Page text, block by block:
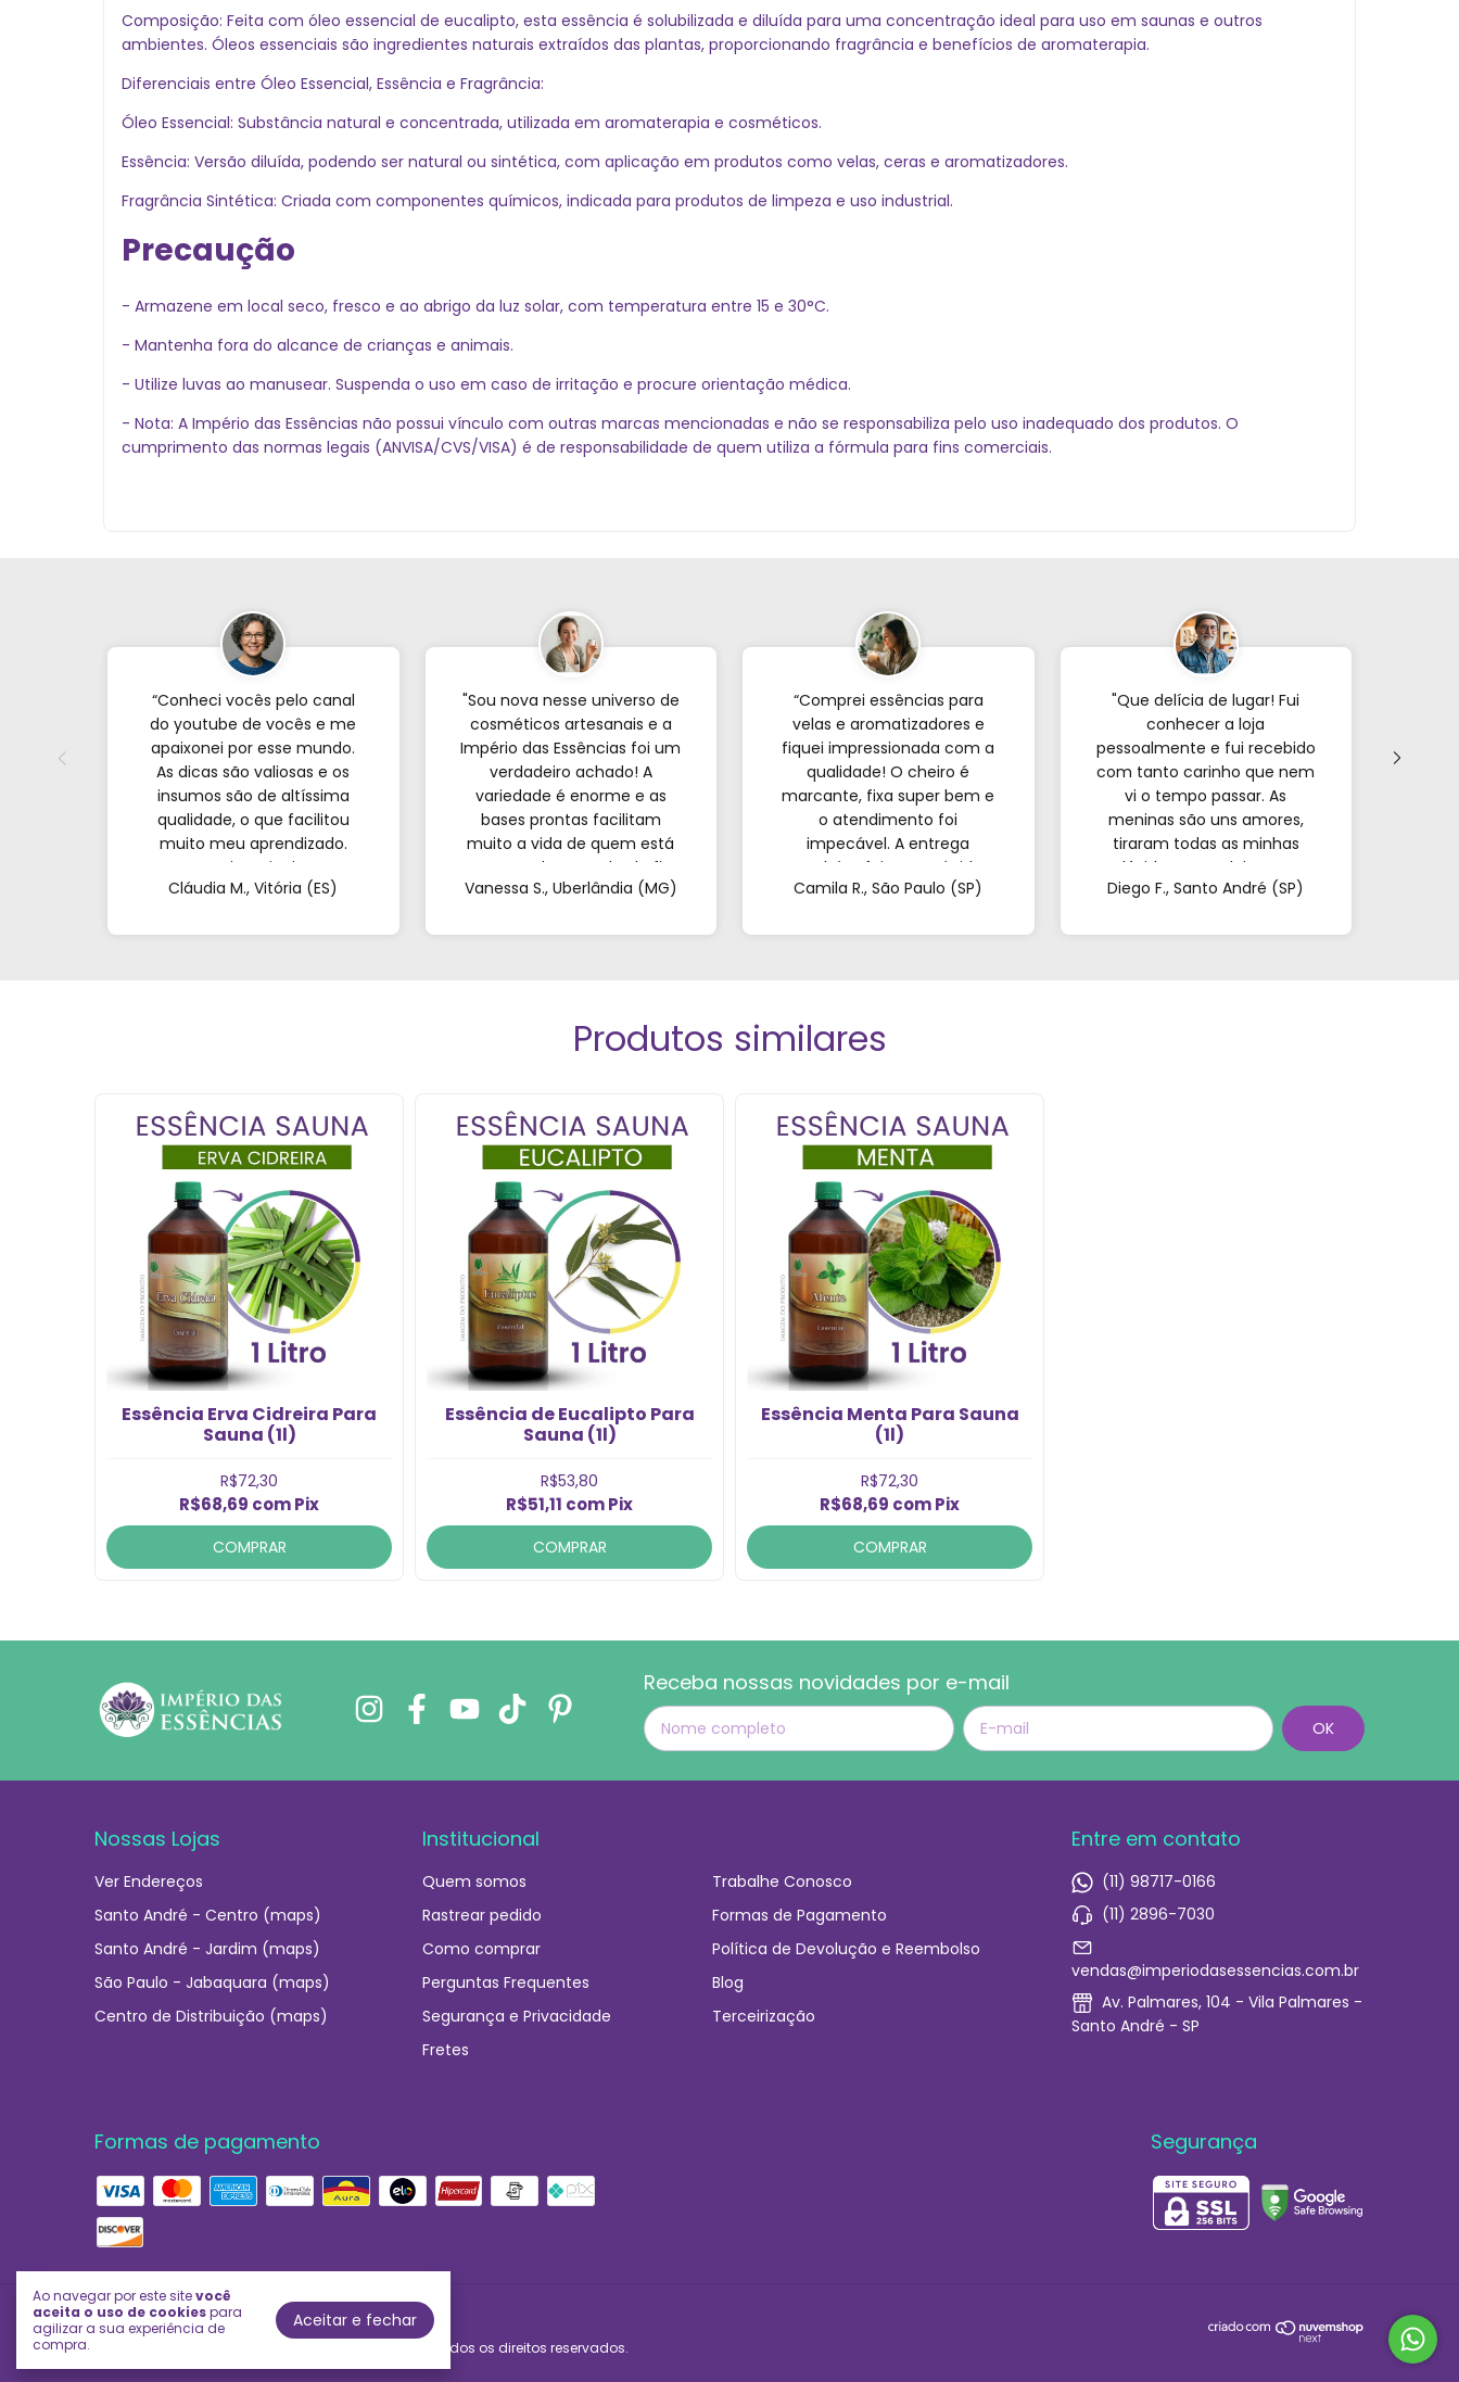
Ao navegar por este sitevocê
aceita o uso de cookiespara
agilizar a sua experiência de
compra.
Aceitar e fechar
Composição: Feita com óleo essencial de eucalipto, esta essência é solubilizada e diluída para uma concentração ideal para uso em saunas e outros
ambientes. Óleos essenciais são ingredientes naturais extraídos das plantas, proporcionando fragrância e benefícios de aromaterapia.
Diferenciais entre Óleo Essencial, Essência e Fragrância:
Óleo Essencial: Substância natural e concentrada, utilizada em aromaterapia e cosméticos.
Essência: Versão diluída, podendo ser natural ou sintética, com aplicação em produtos como velas, ceras e aromatizadores.
Fragrância Sintética: Criada com componentes químicos, indicada para produtos de limpeza e uso industrial.
Precaução
- Armazene em local seco, fresco e ao abrigo da luz solar, com temperatura entre 15 e 30°C.
- Mantenha fora do alcance de crianças e animais.
- Utilize luvas ao manusear. Suspenda o uso em caso de irritação e procure orientação médica.
- Nota: A Império das Essências não possui vínculo com outras marcas mencionadas e não se responsabiliza pelo uso inadequado dos produtos. O
cumprimento das normas legais (ANVISA/CVS/VISA) é de responsabilidade de quem utiliza a fórmula para fins comerciais.
“Conheci vocês pelo canal
do youtube de vocês e me
apaixonei por esse mundo.
As dicas são valiosas e os
insumos são de altíssima
qualidade, o que facilitou
muito meu aprendizado.
Nunca imaginei que
conseguiria resultados tão
de casa. Obrigada!"al no
Cláudia M., Vitória (ES)
"Sou nova nesse universo de
cosméticos artesanais e a
Império das Essências foi um
verdadeiro achado! A
variedade é enorme e as
bases prontas facilitam
muito a vida de quem est
começando; o resultado fica
incrível. Sem contar o
que foi super atencioso e
Vanessa S., Uberlândia (MG)
“Comprei essências para
velas e aromatizadores e
fiquei impressionada com a
qualidade! O cheiro é
marcante, fixa super bem e
o atendimento foi
impecável. A entrega
também foi super rápida.
Recomendo de olhos
Camila R., São Paulo (SP)
"Que delícia de lugar! Fui
conhecer a loja
pessoalmente e fui recebido
com tanto carinho que nem
vi o tempo passar. As
meninas são uns amores,
tiraram todas as minhas
dúvidas e me deixaram
super à vontade. É
mãos vazias!"
Diego F., Santo André (SP)
Produtos similares
Essência Erva Cidreira Para
Sauna (1l)
R$72,30
R$68,69 comPix
COMPRAR
Essência de Eucalipto Para
Sauna (1l)
R$53,80
R$51,11 comPix
COMPRAR
Essência Menta Para Sauna
(1l)
R$72,30
R$68,69 comPix
COMPRAR
Receba nossas novidades por e-mail
Nossas Lojas
Ver Endereços
Santo André - Centro (maps)
Santo André - Jardim (maps)
São Paulo - Jabaquara (maps)
Centro de Distribuição (maps)
Institucional
Quem somos
Rastrear pedido
Como comprar
Perguntas Frequentes
Segurança e Privacidade
Fretes
Trabalhe Conosco
Formas de Pagamento
Política de Devolução e Reembolso
Blog
Terceirização
Entre em contato
(11) 98717-0166
(11) 2896-7030
vendas@imperiodasessencias.com.br
Av. Palmares, 104 - Vila Palmares -
Santo André - SP
Formas de pagamento Segurança
Império das Essências
©2026. Império das Essências - 03706592000230. Todos os direitos reservados.